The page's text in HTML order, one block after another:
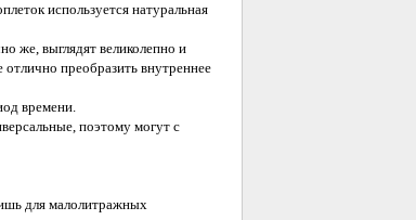
используется натуральная
же, выглядят великолепно и
преобразить внутреннее
времени.
поэтому могут с
для малолитражных